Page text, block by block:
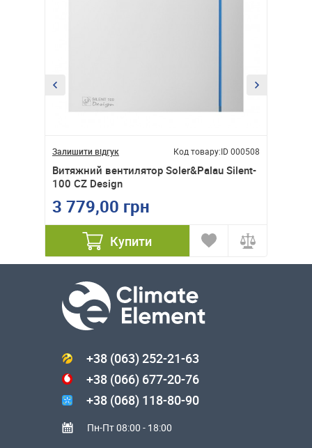
Залишити відгук Код товару:ID 000508
Витяжний вентилятор Soler&Palau Silent-
100 CZ Design
3 779,00 грн
Купити
+38 (063) 252-21-63
+38 (066) 677-20-76
+38 (068) 118-80-90
Пн-Пт 08:00 - 18:00